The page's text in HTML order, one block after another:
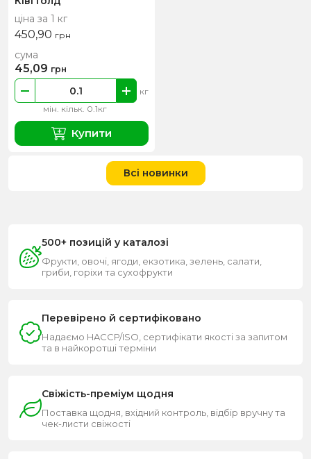
ціна за 1 кг
450,90 грн
мін. кільк. 0.1кг
кг
сума
45,09 грн
Купити
Всі новинки
500+ позицій у каталозі
Фрукти, овочі, ягоди, екзотика, зелень, салати,
гриби, горіхи та сухофрукти
Перевірено й сертифіковано
Надаємо HACCP/ISO, сертифікати якості за запитом
та в найкоротші терміни
Свіжість-преміум щодня
Поставка щодня, вхідний контроль, відбір вручну та
чек-листи свіжості